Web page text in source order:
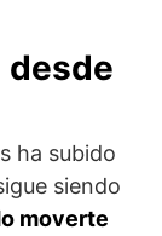
desde
ha subido
siendo
moverte